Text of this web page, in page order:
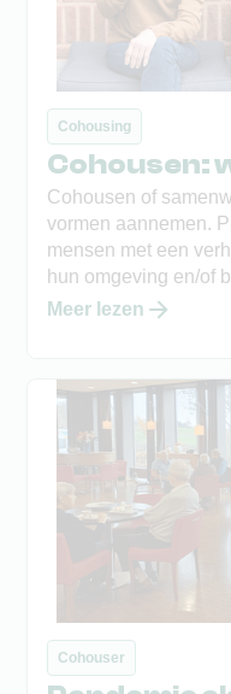
Cohousing
Cohousen:
Cohousen of
vormen aannemen.
mensen met een
hun omgeving en/of
ondersteuning
Meer lezen
Cohouser